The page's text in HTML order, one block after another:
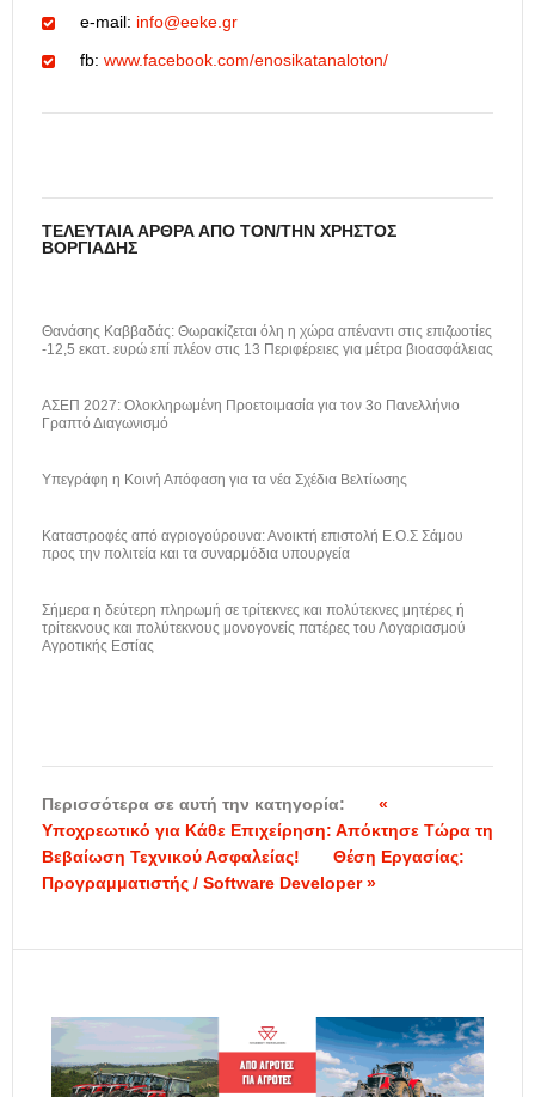
e-mail: info@eeke.gr
fb: www.facebook.com/enosikatanaloton/
ΤΕΛΕΥΤΑΊΑ ΆΡΘΡΑ ΑΠΌ ΤΟΝ/ΤΗΝ ΧΡΉΣΤΟΣ
ΒΟΡΓΙΆΔΗΣ
Θανάσης Καββαδάς: Θωρακίζεται όλη η χώρα απέναντι στις επιζωοτίες
-12,5 εκατ. ευρώ επί πλέον στις 13 Περιφέρειες για μέτρα βιοασφάλειας
ΑΣΕΠ 2027: Ολοκληρωμένη Προετοιμασία για τον 3ο Πανελλήνιο
Γραπτό Διαγωνισμό
Υπεγράφη η Κοινή Απόφαση για τα νέα Σχέδια Βελτίωσης
Καταστροφές από αγριογούρουνα: Ανοικτή επιστολή Ε.Ο.Σ Σάμου
προς την πολιτεία και τα συναρμόδια υπουργεία
Σήμερα η δεύτερη πληρωμή σε τρίτεκνες και πολύτεκνες μητέρες ή
τρίτεκνους και πολύτεκνους μονογονείς πατέρες του Λογαριασμού
Αγροτικής Εστίας
Περισσότερα σε αυτή την κατηγορία:
«
Υποχρεωτικό για Κάθε Επιχείρηση: Απόκτησε Τώρα τη
Βεβαίωση Τεχνικού Ασφαλείας!
Θέση Εργασίας:
Προγραμματιστής / Software Developer »